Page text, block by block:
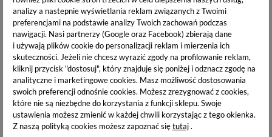
analizy a nastepnie wyświetlania reklam związanych z Twoimi
preferencjami na podstawie analizy Twoich zachowań podczas
nawigacji. Nasi partnerzy (Google oraz Facebook) zbierają dane
i używają plików cookie do personalizacji reklam i mierzenia ich
skuteczności. Jeżeli nie chcesz wyrazić zgody na profilowanie reklam,
kliknij przycisk "dostosuj", który znajduje się poniżej i odznacz zgodę na
analityczne i marketingowe cookies. Masz możliwość dostosowania
swoich preferencji odnośnie cookies. Możesz zrezygnować z cookies,
które nie są niezbędne do korzystania z funkcji sklepu. Swoje
ustawienia możesz zmienić w każdej chwili korzystając z tego okienka.
Z naszą polityką cookies możesz zapoznać siętutaj.
uzyskasz w lampie LED lub UV-LED.
Sposób użycia:
Na wcześniej utwardzoną bazę hybrydową od Claresa, nałóż
cienką warstwę kolorowego lakieru hybrydowego i utwardź
go w lamie UV/LED. W celu osiągnięcia satysfakcjonującego
efektu, czynność możesz powtórzyć. Stylizację zabezpiecz
aplikując i utwardzając TOP od Claresa.